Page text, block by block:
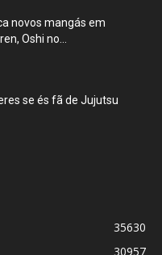
novos mangás em
Oshi no...
se és fã de Jujutsu
35630
30957